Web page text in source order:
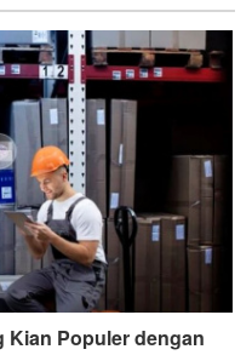
Kian Populer dengan